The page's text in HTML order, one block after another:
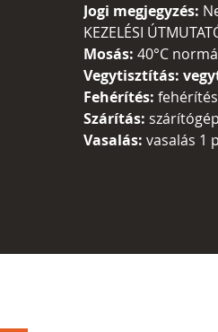
Jogi megjegyzés:
KEZELÉSI
Mosás: 40°C
Vegytisztítás:
Fehérítés:
Szárítás:
Vasalás: vasalás 1